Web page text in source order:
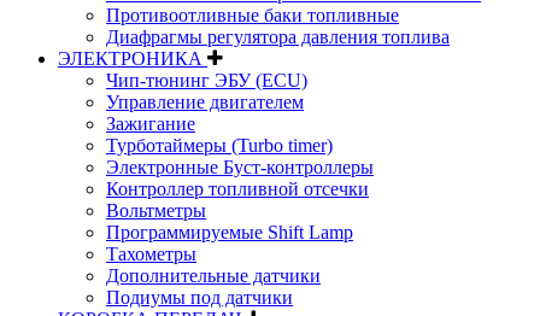
Противоотливные баки топливные
Диафрагмы регулятора давления топлива
ЭЛЕКТРОНИКА
Чип-тюнинг ЭБУ (ECU)
Управление двигателем
Зажигание
Турботаймеры (Turbo timer)
Электронные Буст-контроллеры
Контроллер топливной отсечки
Вольтметры
Программируемые Shift Lamp
Тахометры
Дополнительные датчики
Подиумы под датчики